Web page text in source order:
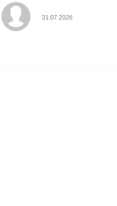
Hodnotenie obchodu je
31.07.2026